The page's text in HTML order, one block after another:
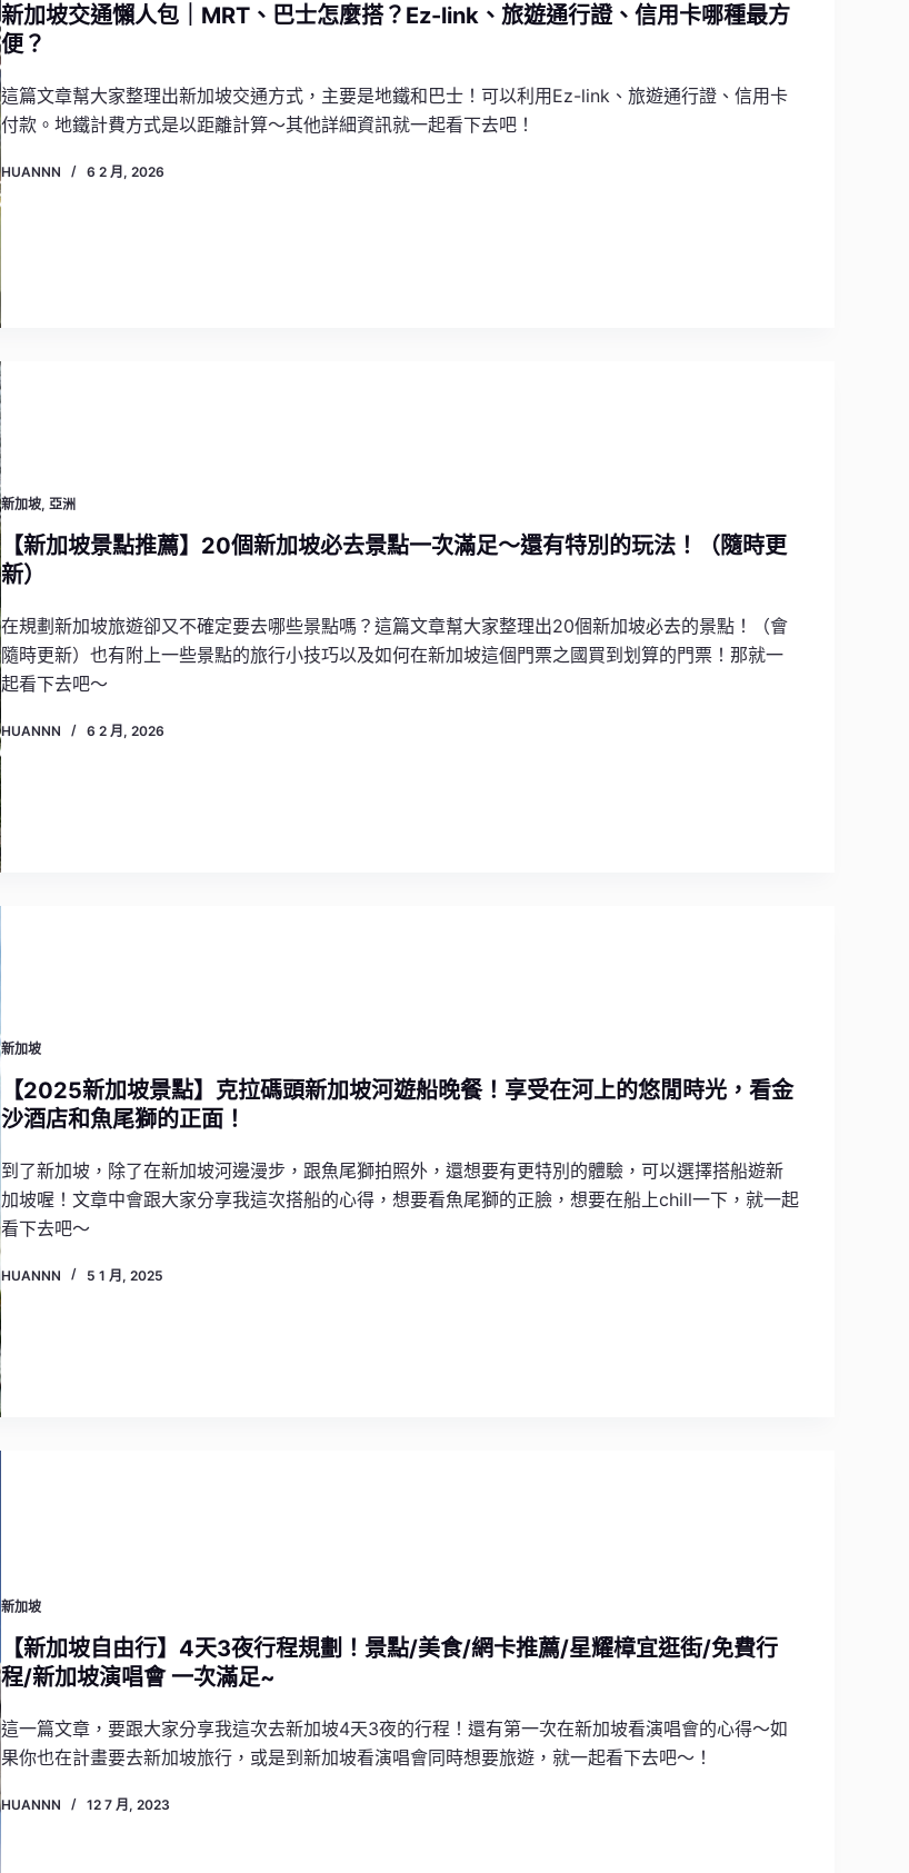
新加坡交通懶人包｜MRT、巴士怎麼搭？Ez-link、旅遊通行證、信用卡哪種最方
便？
這篇文章幫大家整理出新加坡交通方式，主要是地鐵和巴士！可以利用Ez-link、旅遊通行證、信用卡
付款。地鐵計費方式是以距離計算～其他詳細資訊就一起看下去吧！
HUANNN 6 2 月, 2026
新加坡,亞洲
【新加坡景點推薦】20個新加坡必去景點一次滿足～還有特別的玩法！（隨時更
新）
在規劃新加坡旅遊卻又不確定要去哪些景點嗎？這篇文章幫大家整理出20個新加坡必去的景點！（會
隨時更新）也有附上一些景點的旅行小技巧以及如何在新加坡這個門票之國買到划算的門票！那就一
起看下去吧～
HUANNN 6 2 月, 2026
新加坡
【2025新加坡景點】克拉碼頭新加坡河遊船晚餐！享受在河上的悠閒時光，看金
沙酒店和魚尾獅的正面！
到了新加坡，除了在新加坡河邊漫步，跟魚尾獅拍照外，還想要有更特別的體驗，可以選擇搭船遊新
加坡喔！文章中會跟大家分享我這次搭船的心得，想要看魚尾獅的正臉，想要在船上chill一下，就一起
看下去吧～
HUANNN 5 1 月, 2025
新加坡
【新加坡自由行】4天3夜行程規劃！景點/美食/網卡推薦/星耀樟宜逛街/免費行
程/新加坡演唱會 一次滿足~
這一篇文章，要跟大家分享我這次去新加坡4天3夜的行程！還有第一次在新加坡看演唱會的心得～如
果你也在計畫要去新加坡旅行，或是到新加坡看演唱會同時想要旅遊，就一起看下去吧～！
HUANNN 12 7 月, 2023